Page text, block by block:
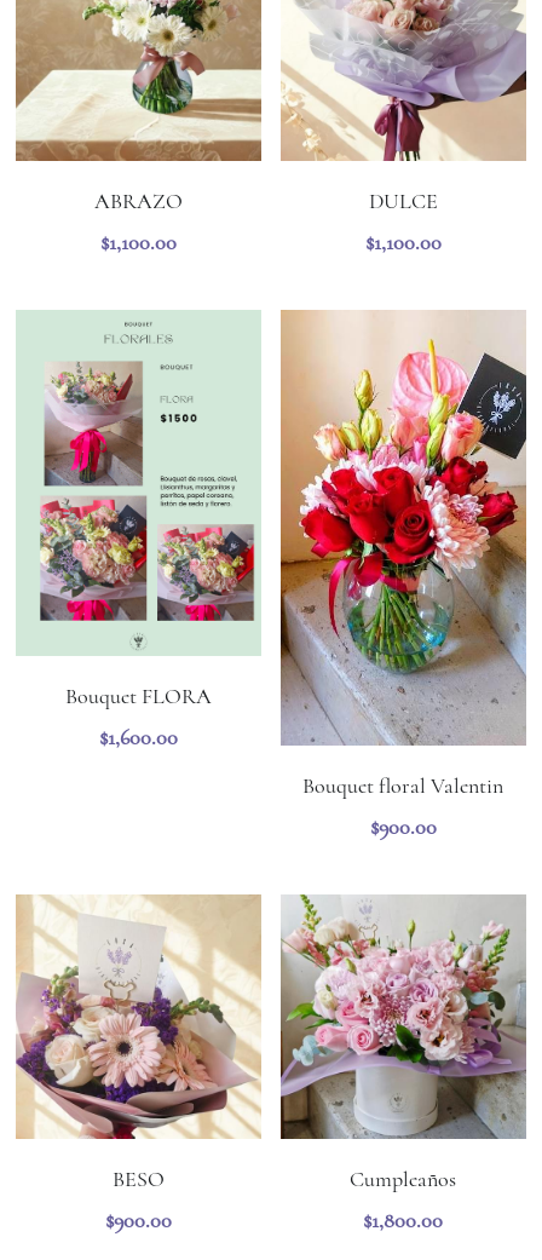
ABRAZO
$1,100.00
DULCE
$1,100.00
Bouquet FLORA
$1,600.00
Bouquet floral Valentin
$900.00
BESO
$900.00
Cumpleaños
$1,800.00